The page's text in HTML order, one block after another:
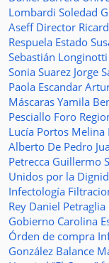
Lombardi Soledad
Aseff Director
Respuela Estado
Sebastián Longinotti
Sonia Suarez Jorge
Paola Escandar
Máscaras Yamila
Pesciallo Foro
Lucía Portos Melina
Alberto De Pedro
Petrecca Guillermo
Unidos por la
Infectología
Rey Daniel Petraglia
Gobierno Carolina
Órden de compra
González Balance